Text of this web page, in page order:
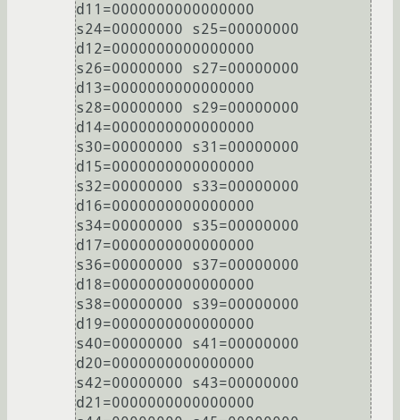
d11=0000000000000000
s24=00000000 s25=00000000
d12=0000000000000000
s26=00000000 s27=00000000
d13=0000000000000000
s28=00000000 s29=00000000
d14=0000000000000000
s30=00000000 s31=00000000
d15=0000000000000000
s32=00000000 s33=00000000
d16=0000000000000000
s34=00000000 s35=00000000
d17=0000000000000000
s36=00000000 s37=00000000
d18=0000000000000000
s38=00000000 s39=00000000
d19=0000000000000000
s40=00000000 s41=00000000
d20=0000000000000000
s42=00000000 s43=00000000
d21=0000000000000000